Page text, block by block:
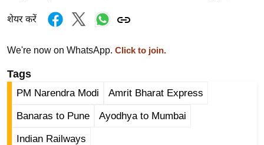
k
n
g
N
e
w
शेयर करें
We're now on WhatsApp. Click to join.
Tags
PM Narendra Modi Amrit Bharat Express
Banaras to Pune Ayodhya to Mumbai
Indian Railways